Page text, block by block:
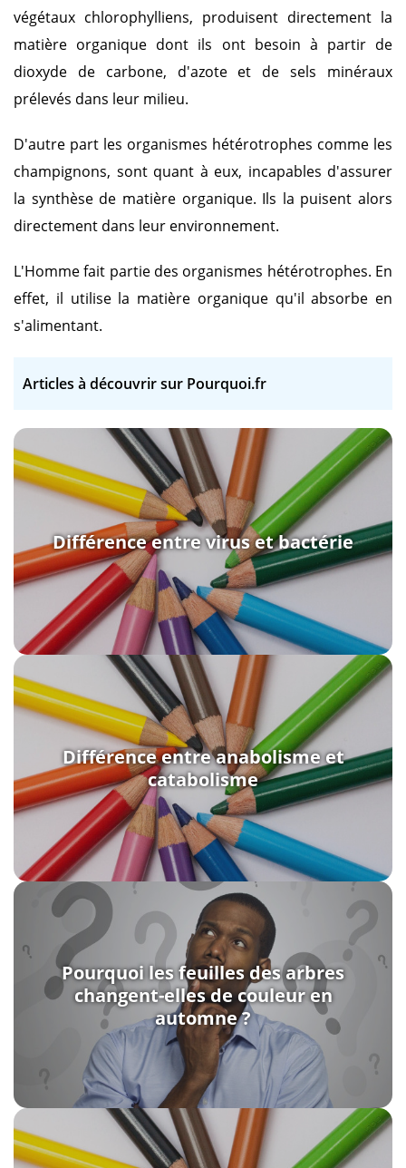
végétaux chlorophylliens, produisent directement la
matière organique dont ils ont besoin à partir de
dioxyde de carbone, d'azote et de sels minéraux
prélevés dans leur milieu.
D'autre part les organismes hétérotrophes comme les
champignons, sont quant à eux, incapables d'assurer
la synthèse de matière organique. Ils la puisent alors
directement dans leur environnement.
L'Homme fait partie des organismes hétérotrophes. En
effet, il utilise la matière organique qu'il absorbe en
s'alimentant.
Articles à découvrir sur Pourquoi.fr
Différence entre virus et bactérie
Différence entre anabolisme et
catabolisme
Pourquoi les feuilles des arbres
changent-elles de couleur en
automne ?